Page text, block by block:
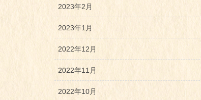
2023年2月
2023年1月
2022年12月
2022年11月
2022年10月